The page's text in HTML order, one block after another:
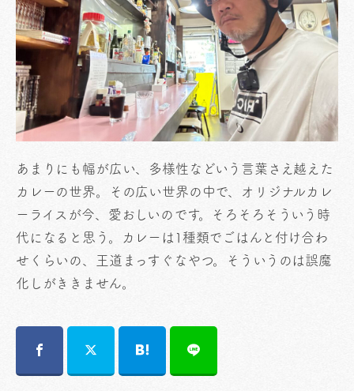
あまりにも幅が広い、多様性などいう言葉さえ越えた
カレーの世界。その広い世界の中で、オリジナルカレ
ーライスが今、愛おしいのです。そろそろそういう時
代になると思う。カレーは1種類でごはんと付け合わ
せくらいの、王道まっすぐなやつ。そういうのは誤魔
化しがききません。